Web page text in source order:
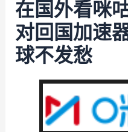
在国外看咪
对回国加速
球不发愁